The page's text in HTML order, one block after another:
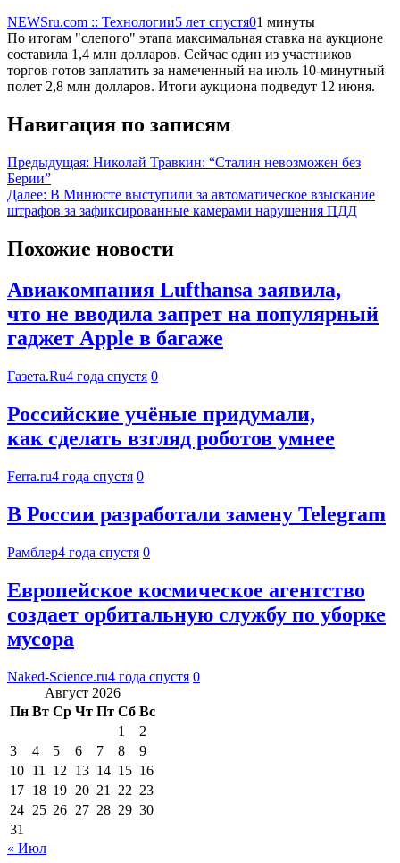
NEWSru.com :: Технологии5 лет спустя01 минуты
По итогам "слепого" этапа максимальная ставка на аукционе
составила 1,4 млн долларов. Сейчас один из участников
торгов готов заплатить за намеченный на июль 10-минутный
полет 2,8 млн долларов. Итоги аукциона подведут 12 июня.
Навигация по записям
Предыдущая: Николай Травкин: “Сталин невозможен без
Берии”
Далее: В Минюсте выступили за автоматическое взыскание
штрафов за зафиксированные камерами нарушения ПДД
Похожие новости
Авиакомпания Lufthansa заявила,
что не вводила запрет на популярный
гаджет Apple в багаже
Газета.Ru4 года спустя 0
Российские учёные придумали,
как сделать взгляд роботов умнее
Ferra.ru4 года спустя 0
В России разработали замену Telegram
Рамблер4 года спустя 0
Европейское космическое агентство
создает орбитальную службу по уборке
мусора
Naked-Science.ru4 года спустя 0
Август 2026
Пн Вт Ср Чт Пт Сб Вс
1
2
3
4 5 6 7 8
9
10 11 12 13 14 15 16
17 18 19 20 21 22 23
24 25 26 27 28 29 30
31
« Июл